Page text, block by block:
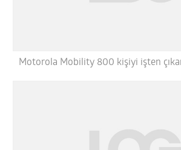
Motorola Mobility 800 kişiyi işten